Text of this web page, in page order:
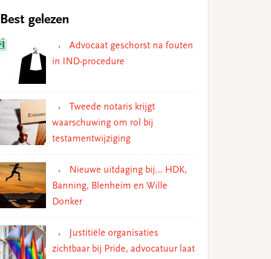
Best gelezen
Advocaat geschorst na fouten
in IND-procedure
Tweede notaris krijgt
waarschuwing om rol bij
testamentwijziging
Nieuwe uitdaging bij… HDK,
Banning, Blenheim en Wille
Donker
Justitiële organisaties
zichtbaar bij Pride, advocatuur laat